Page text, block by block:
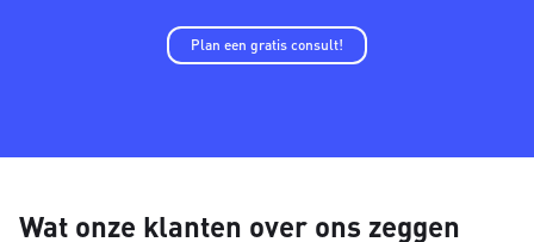
Plan een gratis consult!
Wat onze klanten over ons zeggen